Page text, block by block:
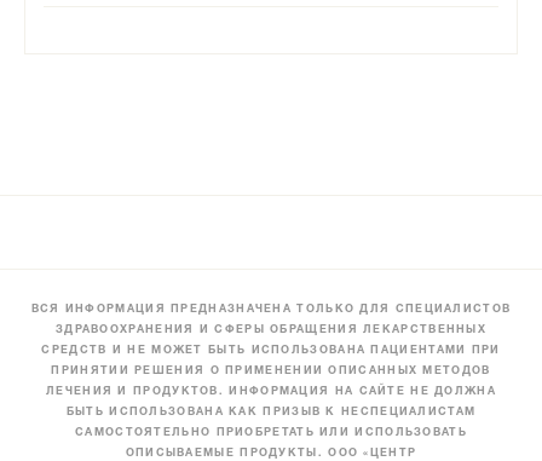
ВСЯ ИНФОРМАЦИЯ ПРЕДНАЗНАЧЕНА ТОЛЬКО ДЛЯ СПЕЦИАЛИСТОВ
ЗДРАВООХРАНЕНИЯ И СФЕРЫ ОБРАЩЕНИЯ ЛЕКАРСТВЕННЫХ
СРЕДСТВ И НЕ МОЖЕТ БЫТЬ ИСПОЛЬЗОВАНА ПАЦИЕНТАМИ ПРИ
ПРИНЯТИИ РЕШЕНИЯ О ПРИМЕНЕНИИ ОПИСАННЫХ МЕТОДОВ
ЛЕЧЕНИЯ И ПРОДУКТОВ. ИНФОРМАЦИЯ НА САЙТЕ НЕ ДОЛЖНА
БЫТЬ ИСПОЛЬЗОВАНА КАК ПРИЗЫВ К НЕСПЕЦИАЛИСТАМ
САМОСТОЯТЕЛЬНО ПРИОБРЕТАТЬ ИЛИ ИСПОЛЬЗОВАТЬ
ОПИСЫВАЕМЫЕ ПРОДУКТЫ. ООО «ЦЕНТР